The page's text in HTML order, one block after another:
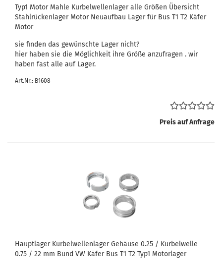
Typ1 Motor Mahle Kurbelwellenlager alle Größen Übersicht
Stahlrückenlager Motor Neuaufbau Lager für Bus T1 T2 Käfer
Motor
sie finden das gewünschte Lager nicht?
hier haben sie die Möglichkeit ihre Größe anzufragen . wir
haben fast alle auf Lager.
Art.Nr.: B1608
Preis auf Anfrage
Hauptlager Kurbelwellenlager Gehäuse 0.25 / Kurbelwelle
0.75 / 22 mm Bund VW Käfer Bus T1 T2 Typ1 Motorlager